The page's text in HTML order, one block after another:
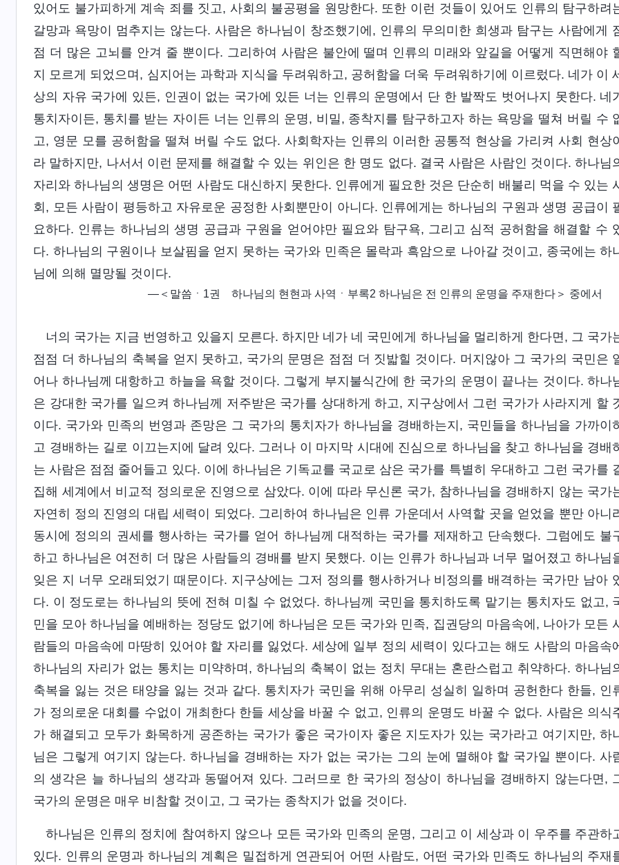
있어도 불가피하게 계속 죄를 짓고, 사회의 불공평을 원망한다. 또한 이런 것들이 있어도 인류의 탐구하려
갈망과 욕망이 멈추지는 않는다. 사람은 하나님이 창조했기에, 인류의 무의미한 희생과 탐구는 사람에게
점 더 많은 고뇌를 안겨 줄 뿐이다. 그리하여 사람은 불안에 떨며 인류의 미래와 앞길을 어떻게 직면해야
지 모르게 되었으며, 심지어는 과학과 지식을 두려워하고, 공허함을 더욱 두려워하기에 이르렀다. 네가 이 세
상의 자유 국가에 있든, 인권이 없는 국가에 있든 너는 인류의 운명에서 단 한 발짝도 벗어나지 못한다. 네
통치자이든, 통치를 받는 자이든 너는 인류의 운명, 비밀, 종착지를 탐구하고자 하는 욕망을 떨쳐 버릴 수
고, 영문 모를 공허함을 떨쳐 버릴 수도 없다. 사회학자는 인류의 이러한 공통적 현상을 가리켜 사회 현상이
라 말하지만, 나서서 이런 문제를 해결할 수 있는 위인은 한 명도 없다. 결국 사람은 사람인 것이다. 하나님
자리와 하나님의 생명은 어떤 사람도 대신하지 못한다. 인류에게 필요한 것은 단순히 배불리 먹을 수 있는
회, 모든 사람이 평등하고 자유로운 공정한 사회뿐만이 아니다. 인류에게는 하나님의 구원과 생명 공급이
요하다. 인류는 하나님의 생명 공급과 구원을 얻어야만 필요와 탐구욕, 그리고 심적 공허함을 해결할 수
다. 하나님의 구원이나 보살핌을 얻지 못하는 국가와 민족은 몰락과 흑암으로 나아갈 것이고, 종국에는 하
님에 의해 멸망될 것이다.
―＜말씀ㆍ1권 하나님의 현현과 사역ㆍ부록2 하나님은 전 인류의 운명을 주재한다＞ 중에서
너의 국가는 지금 번영하고 있을지 모른다. 하지만 네가 네 국민에게 하나님을 멀리하게 한다면, 그 국가
점점 더 하나님의 축복을 얻지 못하고, 국가의 문명은 점점 더 짓밟힐 것이다. 머지않아 그 국가의 국민은
어나 하나님께 대항하고 하늘을 욕할 것이다. 그렇게 부지불식간에 한 국가의 운명이 끝나는 것이다. 하나
은 강대한 국가를 일으켜 하나님께 저주받은 국가를 상대하게 하고, 지구상에서 그런 국가가 사라지게 할
이다. 국가와 민족의 번영과 존망은 그 국가의 통치자가 하나님을 경배하는지, 국민들을 하나님을 가까이
고 경배하는 길로 이끄는지에 달려 있다. 그러나 이 마지막 시대에 진심으로 하나님을 찾고 하나님을 경배
는 사람은 점점 줄어들고 있다. 이에 하나님은 기독교를 국교로 삼은 국가를 특별히 우대하고 그런 국가를
집해 세계에서 비교적 정의로운 진영으로 삼았다. 이에 따라 무신론 국가, 참하나님을 경배하지 않는 국가
자연히 정의 진영의 대립 세력이 되었다. 그리하여 하나님은 인류 가운데서 사역할 곳을 얻었을 뿐만 아니
동시에 정의의 권세를 행사하는 국가를 얻어 하나님께 대적하는 국가를 제재하고 단속했다. 그럼에도 불
하고 하나님은 여전히 더 많은 사람들의 경배를 받지 못했다. 이는 인류가 하나님과 너무 멀어졌고 하나님
잊은 지 너무 오래되었기 때문이다. 지구상에는 그저 정의를 행사하거나 비정의를 배격하는 국가만 남아
다. 이 정도로는 하나님의 뜻에 전혀 미칠 수 없었다. 하나님께 국민을 통치하도록 맡기는 통치자도 없고,
민을 모아 하나님을 예배하는 정당도 없기에 하나님은 모든 국가와 민족, 집권당의 마음속에, 나아가 모든
람들의 마음속에 마땅히 있어야 할 자리를 잃었다. 세상에 일부 정의 세력이 있다고는 해도 사람의 마음속에
하나님의 자리가 없는 통치는 미약하며, 하나님의 축복이 없는 정치 무대는 혼란스럽고 취약하다. 하나님
축복을 잃는 것은 태양을 잃는 것과 같다. 통치자가 국민을 위해 아무리 성실히 일하며 공헌한다 한들, 인
가 정의로운 대회를 수없이 개최한다 한들 세상을 바꿀 수 없고, 인류의 운명도 바꿀 수 없다. 사람은 의식
가 해결되고 모두가 화목하게 공존하는 국가가 좋은 국가이자 좋은 지도자가 있는 국가라고 여기지만, 하
님은 그렇게 여기지 않는다. 하나님을 경배하는 자가 없는 국가는 그의 눈에 멸해야 할 국가일 뿐이다. 사
의 생각은 늘 하나님의 생각과 동떨어져 있다. 그러므로 한 국가의 정상이 하나님을 경배하지 않는다면,
국가의 운명은 매우 비참할 것이고, 그 국가는 종착지가 없을 것이다.
하나님은 인류의 정치에 참여하지 않으나 모든 국가와 민족의 운명, 그리고 이 세상과 이 우주를 주관하
있다. 인류의 운명과 하나님의 계획은 밀접하게 연관되어 어떤 사람도, 어떤 국가와 민족도 하나님의 주재